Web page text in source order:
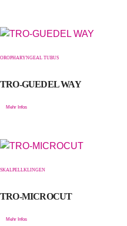
OROPHARYNGEAL TUBUS
TRO-GUEDEL WAY
Mehr Infos
SKALPELLKLINGEN
TRO-MICROCUT
Mehr Infos